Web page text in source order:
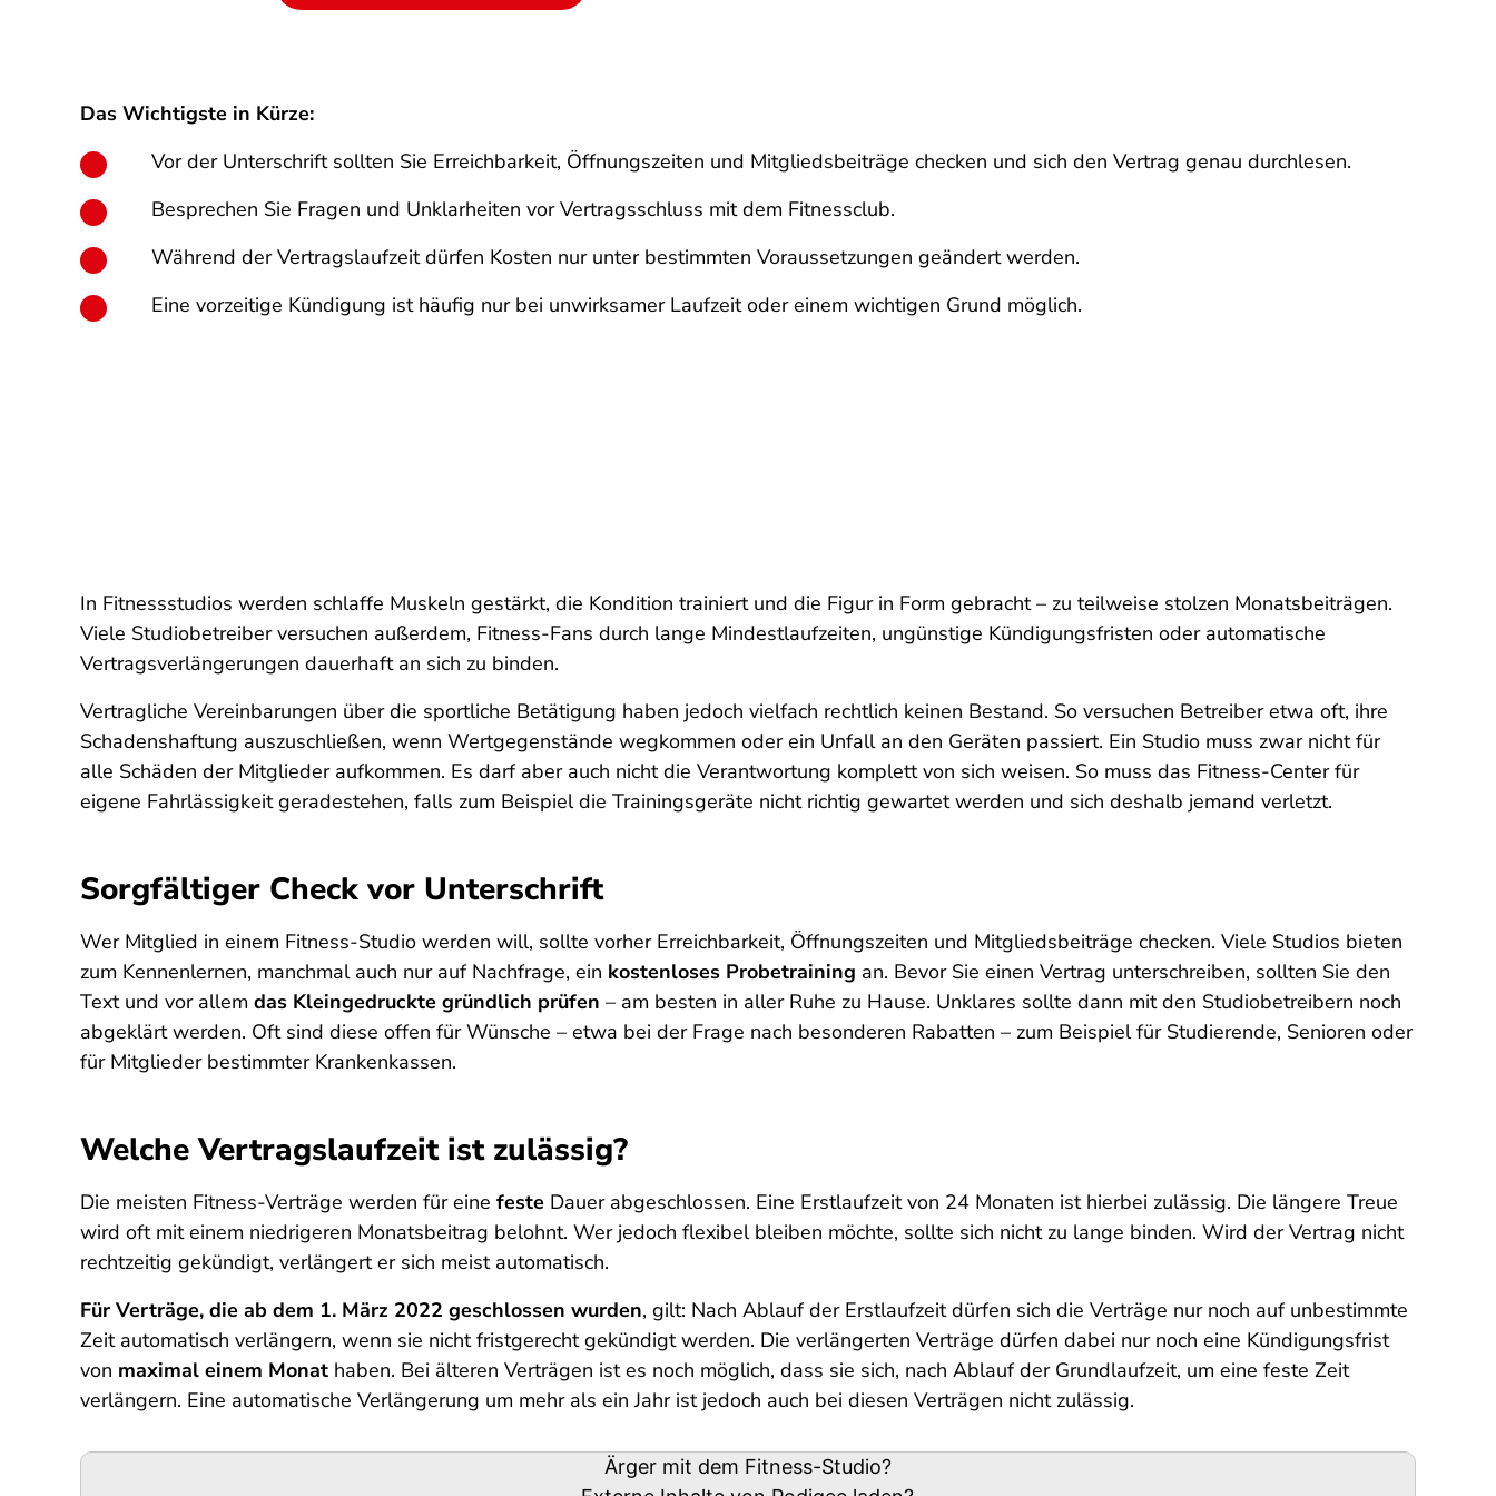
Das Wichtigste in Kürze:
Vor der Unterschrift sollten Sie Erreichbarkeit, Öffnungszeiten und Mitgliedsbeiträge checken und sich den Vertrag genau durchlesen.
Besprechen Sie Fragen und Unklarheiten vor Vertragsschluss mit dem Fitnessclub.
Während der Vertragslaufzeit dürfen Kosten nur unter bestimmten Voraussetzungen geändert werden.
Eine vorzeitige Kündigung ist häufig nur bei unwirksamer Laufzeit oder einem wichtigen Grund möglich.
In Fitnessstudios werden schlaffe Muskeln gestärkt, die Kondition trainiert und die Figur in Form gebracht – zu teilweise stolzen Monatsbeiträgen.
Viele Studiobetreiber versuchen außerdem, Fitness-Fans durch lange Mindestlaufzeiten, ungünstige Kündigungsfristen oder automatische
Vertragsverlängerungen dauerhaft an sich zu binden.
Vertragliche Vereinbarungen über die sportliche Betätigung haben jedoch vielfach rechtlich keinen Bestand. So versuchen Betreiber etwa oft, ihre
Schadenshaftung auszuschließen, wenn Wertgegenstände wegkommen oder ein Unfall an den Geräten passiert. Ein Studio muss zwar nicht für
alle Schäden der Mitglieder aufkommen. Es darf aber auch nicht die Verantwortung komplett von sich weisen. So muss das Fitness-Center für
eigene Fahrlässigkeit geradestehen, falls zum Beispiel die Trainingsgeräte nicht richtig gewartet werden und sich deshalb jemand verletzt.
Sorgfältiger Check vor Unterschrift
Wer Mitglied in einem Fitness-Studio werden will, sollte vorher Erreichbarkeit, Öffnungszeiten und Mitgliedsbeiträge checken. Viele Studios bieten
zum Kennenlernen, manchmal auch nur auf Nachfrage, ein kostenloses Probetraining an. Bevor Sie einen Vertrag unterschreiben, sollten Sie den
Text und vor allem das Kleingedruckte gründlich prüfen – am besten in aller Ruhe zu Hause. Unklares sollte dann mit den Studiobetreibern noch
abgeklärt werden. Oft sind diese offen für Wünsche – etwa bei der Frage nach besonderen Rabatten – zum Beispiel für Studierende, Senioren oder
für Mitglieder bestimmter Krankenkassen.
Welche Vertragslaufzeit ist zulässig?
Die meisten Fitness-Verträge werden für eine feste Dauer abgeschlossen. Eine Erstlaufzeit von 24 Monaten ist hierbei zulässig. Die längere Treue
wird oft mit einem niedrigeren Monatsbeitrag belohnt. Wer jedoch flexibel bleiben möchte, sollte sich nicht zu lange binden. Wird der Vertrag nicht
rechtzeitig gekündigt, verlängert er sich meist automatisch.
Für Verträge, die ab dem 1. März 2022 geschlossen wurden, gilt: Nach Ablauf der Erstlaufzeit dürfen sich die Verträge nur noch auf unbestimmte
Zeit automatisch verlängern, wenn sie nicht fristgerecht gekündigt werden. Die verlängerten Verträge dürfen dabei nur noch eine Kündigungsfrist
von maximal einem Monat haben. Bei älteren Verträgen ist es noch möglich, dass sie sich, nach Ablauf der Grundlaufzeit, um eine feste Zeit
verlängern. Eine automatische Verlängerung um mehr als ein Jahr ist jedoch auch bei diesen Verträgen nicht zulässig.
Podigee-
Ärger mit dem Fitness-Studio?